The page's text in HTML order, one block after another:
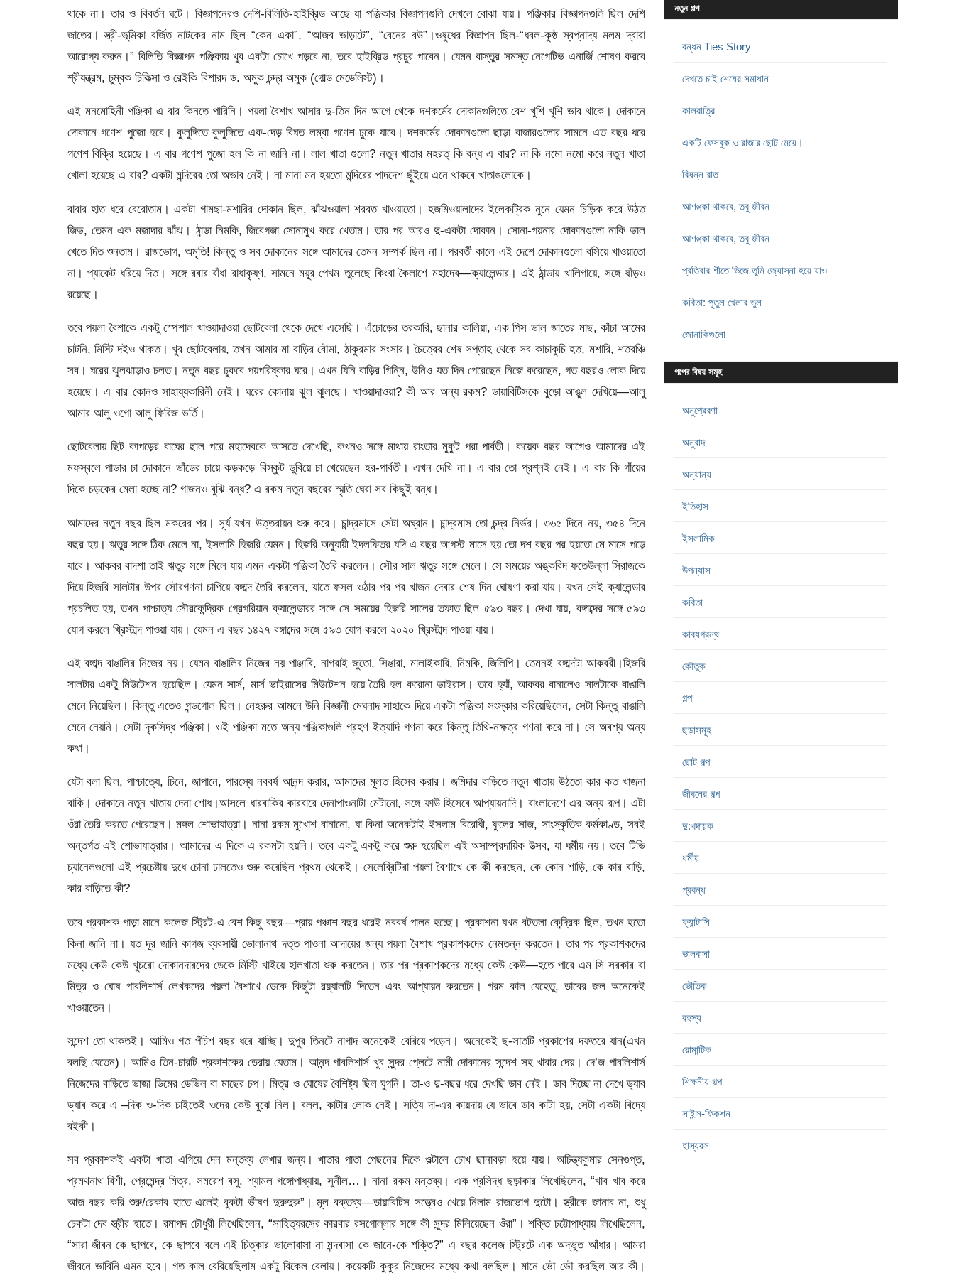
থাকে না। তার ও বিবর্তন ঘটে। বিজ্ঞাপনেরও দেশি-বিলিতি-হাইব্রিড আছে যা পঞ্জিকার বিজ্ঞাপনগুলি দেখলে বোঝা যায়। পঞ্জিকার বিজ্ঞাপনগুলি ছিল দেশি
জাতের। স্ত্রী-ভূমিকা বর্জিত নাটকের নাম ছিল “কেন একা”, “আজব ভাড়াটে”, “বেনের বউ”।ওষুধের বিজ্ঞাপন ছিল-“ধবল-কুষ্ঠ স্বপ্নাদ্য মলম দ্বারা
আরোগ্য করুন।” বিলিতি বিজ্ঞাপন পঞ্জিকায় খুব একটা চোখে পড়বে না, তবে হাইব্রিড প্রচুর পাবেন। যেমন বাস্তুর সমস্ত নেগেটিভ এনার্জি শোষণ করবে
শ্রীযন্ত্রম, চুম্বক চিকিত্সা ও রেইকি বিশারদ ড. অমুক চন্দ্র অমুক (গোল্ড মেডেলিস্ট)।
এই মনমোহিনী পঞ্জিকা এ বার কিনতে পারিনি। পয়লা বৈশাখ আসার দু-তিন দিন আগে থেকে দশকর্মের দোকানগুলিতে বেশ খুশি খুশি ভাব থাকে। দোকানে
দোকানে গণেশ পুজো হবে। কুলুঙ্গিতে কুলুঙ্গিতে এক-দেড় বিঘত লম্বা গণেশ ঢুকে যাবে। দশকর্মের দোকানগুলো ছাড়া বাজারগুলোর সামনে এত বছর ধরে
গণেশ বিক্রি হয়েছে। এ বার গণেশ পুজো হল কি না জানি না। লাল খাতা গুলো? নতুন খাতার মহরত্ কি বন্ধ এ বার? না কি নমো নমো করে নতুন খাতা
খোলা হয়েছে এ বার? একটা মন্দিরের তো অভাব নেই। না মানা মন হয়তো মন্দিরের পাদদেশ ছুঁইয়ে এনে থাকবে খাতাগুলোকে।
বাবার হাত ধরে বেরোতাম। একটা গামছা-মশারির দোকান ছিল, ঝাঁঝওয়ালা শরবত খাওয়াতো। হজমিওয়ালাদের ইলেকট্রিক নুনে যেমন চিড়িক করে উঠত
জিভ, তেমন এক মজাদার ঝাঁঝ। ঠান্ডা নিমকি, জিবেগজা সোনামুখ করে খেতাম। তার পর আরও দু-একটা দোকান। সোনা-গয়নার দোকানগুলো নাকি ভাল
খেতে দিত শুনতাম। রাজভোগ, অমৃতি! কিন্তু ও সব দোকানের সঙ্গে আমাদের তেমন সম্পর্ক ছিল না। পরবর্তী কালে এই দেশে দোকানগুলো বসিয়ে খাওয়াতো
না। প্যাকেট ধরিয়ে দিত। সঙ্গে রবার বাঁধা রাধাকৃষ্ণ, সামনে ময়ূর পেখম তুলেছে কিংবা কৈলাশে মহাদেব—ক্যালেন্ডার। এই ঠান্ডায় খালিগায়ে, সঙ্গে ষাঁড়ও
রয়েছে।
তবে পয়লা বৈশাকে একটু স্পেশাল খাওয়াদাওয়া ছোটবেলা থেকে দেখে এসেছি। এঁচোড়ের তরকারি, ছানার কালিয়া, এক পিস ভাল জাতের মাছ, কাঁচা আমের
চাটনি, মিস্টি দইও থাকত। খুব ছোটবেলায়, তখন আমার মা বাড়ির বৌমা, ঠাকুরমার সংসার। চৈত্রের শেষ সপ্তাহ থেকে সব কাচাকুচি হত, মশারি, শতরঞ্চি
সব। ঘরের ঝুলঝাড়াও চলত। নতুন বছর ঢুকবে পয়পরিষ্কার ঘরে। এখন যিনি বাড়ির গিন্নি, উনিও যত দিন পেরেছেন নিজে করেছেন, গত বছরও লোক দিয়ে
হয়েছে। এ বার কোনও সাহায্যকারিনী নেই। ঘরের কোনায় ঝুল ঝুলছে। খাওয়াদাওয়া? কী আর অন্য রকম? ডায়াবিটিসকে বুড়ো আঙুল দেখিয়ে—আলু
আমার আলু ওগো আলু ফিরিজ ভর্তি।
ছোটবেলায় ছিট কাপড়ের বাঘের ছাল পরে মহাদেবকে আসতে দেখেছি, কখনও সঙ্গে মাথায় রাংতার মুকুট পরা পার্বতী। কয়েক বছর আগেও আমাদের এই
মফস্বলে পাড়ার চা দোকানে ভাঁড়ের চায়ে কড়কড়ে বিস্কুট ডুবিয়ে চা খেয়েছেন হর-পার্বতী। এখন দেখি না। এ বার তো প্রশ্নই নেই। এ বার কি গাঁয়ের
দিকে চড়কের মেলা হচ্ছে না? গাজনও বুঝি বন্ধ? এ রকম নতুন বছরের স্মৃতি ঘেরা সব কিছুই বন্ধ।
আমাদের নতুন বছর ছিল মকরের পর। সূর্য যখন উত্তরায়ন শুরু করে। চান্দ্রমাসে সেটা অঘ্রান। চান্দ্রমাস তো চন্দ্র নির্ভর। ৩৬৫ দিনে নয়, ৩৫৪ দিনে
বছর হয়। ঋতুর সঙ্গে ঠিক মেলে না, ইসলামি হিজরি যেমন। হিজরি অনুযায়ী ইদলফিতর যদি এ বছর আগস্ট মাসে হয় তো দশ বছর পর হয়তো মে মাসে পড়ে
যাবে। আকবর বাদশা তাই ঋতুর সঙ্গে মিলে যায় এমন একটা পঞ্জিকা তৈরি করলেন। সৌর সাল ঋতুর সঙ্গে মেলে। সে সময়ের অঙ্কবিদ ফতেউল্লা সিরাজকে
দিয়ে হিজরি সালটার উপর সৌরগণনা চাপিয়ে বঙ্গাব্দ তৈরি করলেন, যাতে ফসল ওঠার পর পর খাজন দেবার শেষ দিন ঘোষণা করা যায়। যখন সেই ক্যালেন্ডার
প্রচলিত হয়, তখন পাশ্চাত্য সৌরকেন্দ্রিক গ্রেগরিয়ান ক্যালেন্ডারর সঙ্গে সে সময়ের হিজরি সালের তফাত ছিল ৫৯৩ বছর। দেখা যায়, বঙ্গাব্দের সঙ্গে ৫৯৩
যোগ করলে খ্রিস্টাব্দ পাওয়া যায়। যেমন এ বছর ১৪২৭ বঙ্গাব্দের সঙ্গে ৫৯৩ যোগ করলে ২০২০ খ্রিস্টাব্দ পাওয়া যায়।
এই বঙ্গাব্দ বাঙালির নিজের নয়। যেমন বাঙালির নিজের নয় পাঞ্জাবি, নাগরাই জুতো, সিঙারা, মালাইকারি, নিমকি, জিলিপি। তেমনই বঙ্গাব্দটা আকবরী।হিজরি
সালটার একটু মিউটেশন হয়েছিল। যেমন সার্স, মার্স ভাইরাসের মিউটেশন হয়ে তৈরি হল করোনা ভাইরাস। তবে হ্যাঁ, আকবর বানালেও সালটাকে বাঙালি
মেনে নিয়েছিল। কিন্তু এতেও গন্ডগোল ছিল। নেহরুর আমনে উনি বিজ্ঞানী মেঘনাদ সাহাকে দিয়ে একটা পঞ্জিকা সংস্কার করিয়েছিলেন, সেটা কিন্তু বাঙালি
মেনে নেয়নি। সেটা দৃকসিদ্ধ পঞ্জিকা। ওই পঞ্জিকা মতে অন্য পঞ্জিকাগুলি গ্রহণ ইত্যাদি গণনা করে কিন্তু তিথি-নক্ষত্র গণনা করে না। সে অবশ্য অন্য
কথা।
যেটা বলা ছিল, পাশ্চাত্যে, চিনে, জাপানে, পারস্যে নববর্ষ আনন্দ করার, আমাদের মূলত হিসেব করার। জমিদার বাড়িতে নতুন খাতায় উঠতো কার কত খাজনা
বাকি। দোকানে নতুন খাতায় দেনা শোধ।আসলে ধারবাকির কারবারে দেনাপাওনাটা মেটানো, সঙ্গে ফাউ হিসেবে আপ্যায়নাদি। বাংলাদেশে এর অন্য রূপ। এটা
ওঁরা তৈরি করতে পেরেছেন। মঙ্গল শোভাযাত্রা। নানা রকম মুখোশ বানানো, যা কিনা অনেকটাই ইসলাম বিরোধী, ফুলের সাজ, সাংস্কৃতিক কর্মকাণ্ড, সবই
অন্তর্গত এই শোভাযাত্রার। আমাদের এ দিকে এ রকমটা হয়নি। তবে একটু একটু করে শুরু হয়েছিল এই অসাম্প্রদায়িক উত্সব, যা ধর্মীয় নয়। তবে টিভি
চ্যানেলগুলো এই প্রচেষ্টায় দুধে চোনা ঢালতেও শুরু করেছিল প্রথম থেকেই। সেলেব্রিটিরা পয়লা বৈশাখে কে কী করছেন, কে কোন শাড়ি, কে কার বাড়ি,
কার বাড়িতে কী?
তবে প্রকাশক পাড়া মানে কলেজ স্ট্রিট-এ বেশ কিছু বছর—প্রায় পঞ্চাশ বছর ধরেই নববর্ষ পালন হচ্ছে। প্রকাশনা যখন বটতলা কেন্দ্রিক ছিল, তখন হতো
কিনা জানি না। যত দূর জানি কাগজ ব্যবসায়ী ভোলানাথ দত্ত পাওনা আদায়ের জন্য পয়লা বৈশাখ প্রকাশকদের নেমতন্ন করতেন। তার পর প্রকাশকদের
মধ্যে কেউ কেউ খুচরো দোকানদারদের ডেকে মিস্টি খাইয়ে হালখাতা শুরু করতেন। তার পর প্রকাশকদের মধ্যে কেউ কেউ—হতে পারে এম সি সরকার বা
মিত্র ও ঘোষ পাবলিশার্স লেখকদের পয়লা বৈশাখে ডেকে কিছুটা রয়্যালটি দিতেন এবং আপ্যায়ন করতেন। গরম কাল যেহেতু, ডাবের জল অনেকেই
খাওয়াতেন।
সন্দেশ তো থাকতই। আমিও গত পঁচিশ বছর ধরে যাচ্ছি। দুপুর তিনটে নাগাদ অনেকেই বেরিয়ে পড়েন। অনেকেই ছ-সাতটি প্রকাশের দফতরে যান(এখন
বলছি যেতেন)। আমিও তিন-চারটি প্রকাশকের ডেরায় যেতাম। আনন্দ পাবলিশার্স খুব সুন্দর প্লেটে নামী দোকানের সন্দেশ সহ খাবার দেয়। দে’জ পাবলিশার্স
নিজেদের বাড়িতে ভাজা ডিমের ডেভিল বা মাছের চপ। মিত্র ও ঘোষের বৈশিষ্ট্য ছিল ঘুগনি। তা-ও দু-বছর ধরে দেখছি ডাব নেই। ডাব দিচ্ছে না দেখে ড্যাব
ড্যাব করে এ –দিক ও-দিক চাইতেই ওদের কেউ বুঝে নিল। বলল, কাটার লোক নেই। সত্যি দা-এর কায়দায় যে ভাবে ডাব কাটা হয়, সেটা একটা বিদ্যে
বইকী।
সব প্রকাশকই একটা খাতা এগিয়ে দেন মন্তব্য লেখার জন্য। খাতার পাতা পেছনের দিকে ওল্টালে চোখ ছানাবড়া হয়ে যায়। অচিন্ত্যকুমার সেনগুপ্ত,
প্রমথনাথ বিশী, প্রেমেন্দ্র মিত্র, সমরেশ বসু, শ্যামল গঙ্গোপাধ্যায়, সুনীল…। নানা রকম মন্তব্য। এক প্রসিদ্ধ ছড়াকার লিখেছিলেন, “খাব খাব করে
আজ বছর করি শুরু/রেকাব হাতে এলেই বুকটা ভীষণ দুরুদুরু”। মূল বক্তব্য—ডায়াবিটিস সত্ত্বেও খেয়ে নিলাম রাজভোগ দুটো। স্ত্রীকে জানাব না, শুধু
চেকটা দেব স্ত্রীর হাতে। রমাপদ চৌধুরী লিখেছিলেন, “সাহিত্যরসের কারবার রসগোল্লার সঙ্গে কী সুন্দর মিলিয়েছেন ওঁরা”। শক্তি চট্টোপাধ্যায় লিখেছিলেন,
“সারা জীবন কে ছাপবে, কে ছাপবে বলে এই চিত্কার ভালোবাসা না মন্দবাসা কে জানে-কে শক্তি?” এ বছর কলেজ স্ট্রিটে এক অদ্ভুত আঁধার। আমরা
জীবনে ভাবিনি এমন হবে। গত কাল বেরিয়েছিলাম একটু বিকেল বেলায়। কয়েকটি কুকুর নিজেদের মধ্যে কথা বলছিল। মানে ভৌ ভৌ করছিল আর কী।
নতুন গল্প
বন্ধন Ties Story
দেখতে চাই শেষের সমাধান
কালরাত্রি
একটি ফেসবুক ও রাজার ছোট মেয়ে।
বিষন্ন রাত
আশঙ্কা থাকবে, তবু জীবন
আশঙ্কা থাকবে, তবু জীবন
প্রতিবার শীতে ভিজে তুমি জ্যোস্না হয়ে যাও
কবিতা: পুতুল খেলার ভুল
জোনাকিগুলো
গল্পের বিষয় সমূহ
অনুপ্রেরণা
অনুবাদ
অন্যান্য
ইতিহাস
ইসলামিক
উপন্যাস
কবিতা
কাব্যগ্রন্থ
কৌতুক
গল্প
ছড়াসমূহ
ছোট গল্প
জীবনের গল্প
দু:খদায়ক
ধর্মীয়
প্রবন্ধ
ফ্যান্টাসি
ভালবাসা
ভৌতিক
রহস্য
রোমান্টিক
শিক্ষনীয় গল্প
সাইন্স-ফিকশন
হাস্যরস